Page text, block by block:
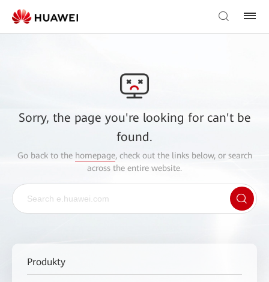
Sorry, the page you're looking for can't be
found.
Go back to the homepage, check out the links below, or search
across the entire website.
Produkty